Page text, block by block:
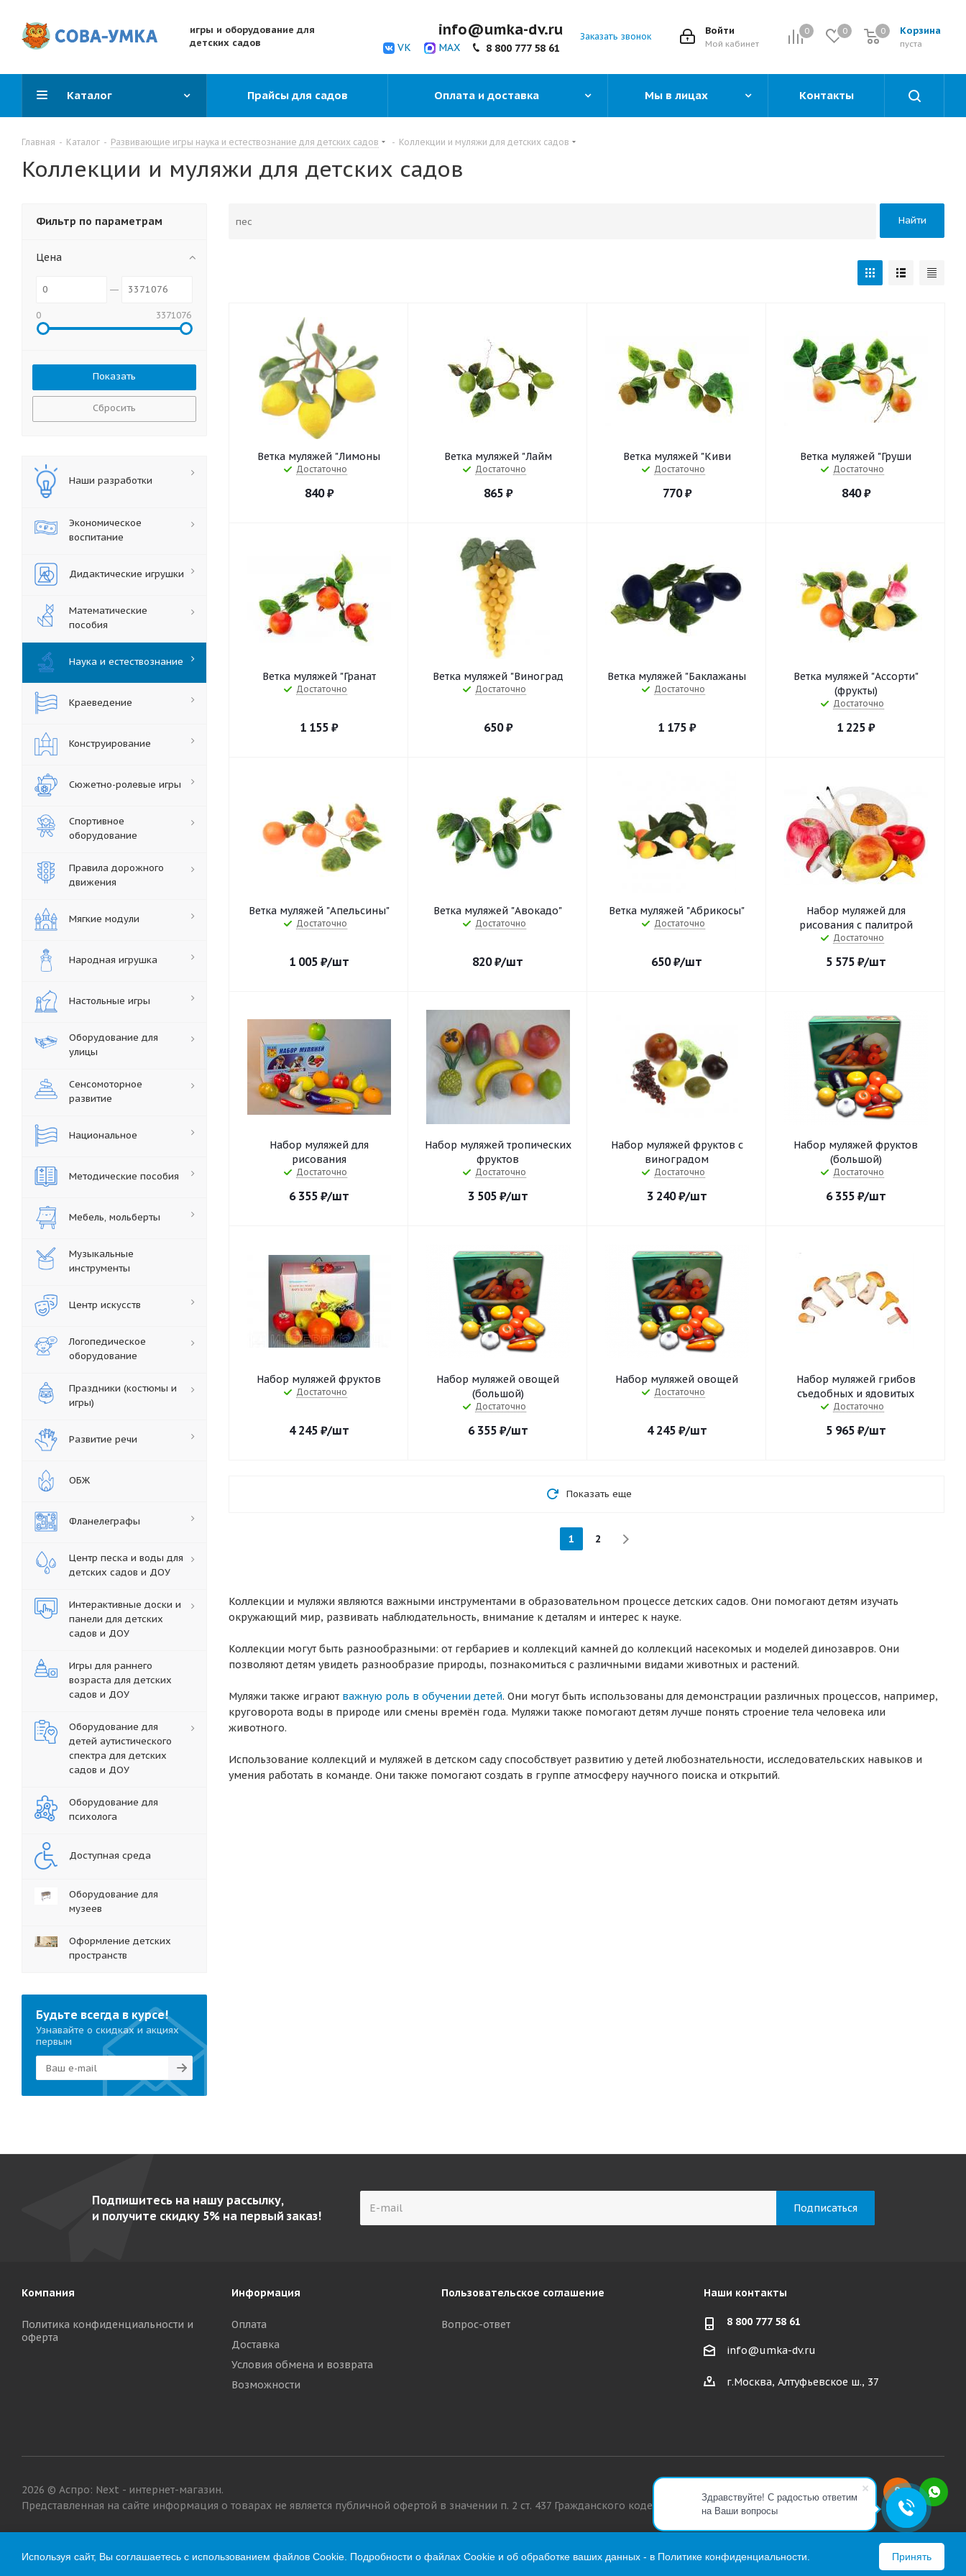
Здравствуйте! С радостью ответим
на Ваши вопросы
игры и оборудование для
детских садов
0 0 Корзина
0
пуста
0
Войти
Мой кабинет
VK MAX
info@umka-dv.ru
8 800 777 58 61
Заказать звонок
Каталог Прайсы для садов Оплата и доставка Мы в лицах Контакты
Главная - Каталог - Развивающие игры наука и естествознание для детских садов - Коллекции и муляжи для детских садов
Коллекции и муляжи для детских садов
Найти
Ветка муляжей "Лимоны
Достаточно
840₽
Ветка муляжей "Лайм
Достаточно
865₽
Ветка муляжей "Киви
Достаточно
770₽
Ветка муляжей "Груши
Достаточно
840₽
Ветка муляжей "Гранат
Достаточно
1 155 ₽
Ветка муляжей "Виноград
Достаточно
650₽
Ветка муляжей "Баклажаны
Достаточно
1 175 ₽
Ветка муляжей "Ассорти"
(фрукты)
Достаточно
1 225 ₽
Ветка муляжей "Апельсины"
Достаточно
1 005₽/шт
Ветка муляжей "Авокадо"
Достаточно
820₽/шт
Ветка муляжей "Абрикосы"
Достаточно
650₽/шт
Набор муляжей для
рисования с палитрой
Достаточно
5 575₽/шт
Набор муляжей для
рисования
Достаточно
6 355₽/шт
Набор муляжей тропических
фруктов
Достаточно
3 505₽/шт
Набор муляжей фруктов с
виноградом
Достаточно
3 240₽/шт
Набор муляжей фруктов
(большой)
Достаточно
6 355₽/шт
Набор муляжей фруктов
Достаточно
4 245₽/шт
Набор муляжей овощей
(большой)
Достаточно
6 355₽/шт
Набор муляжей овощей
Достаточно
4 245₽/шт
Набор муляжей грибов
съедобных и ядовитых
Достаточно
5 965₽/шт
Показать еще
1 2
Коллекции и муляжи являются важными инструментами в образовательном процессе детских садов. Они помогают детям изучать
окружающий мир, развивать наблюдательность, внимание к деталям и интерес к науке.
Коллекции могут быть разнообразными: от гербариев и коллекций камней до коллекций насекомых и моделей динозавров. Они
позволяют детям увидеть разнообразие природы, познакомиться с различными видами животных и растений.
Муляжи также играют важную роль в обучении детей. Они могут быть использованы для демонстрации различных процессов, например,
круговорота воды в природе или смены времён года. Муляжи также помогают детям лучше понять строение тела человека или
животного.
Использование коллекций и муляжей в детском саду способствует развитию у детей любознательности, исследовательских навыков и
умения работать в команде. Они также помогают создать в группе атмосферу научного поиска и открытий.
Фильтр по параметрам
Цена
0 3371076
Сбросить
Наши разработки
Экономическое
воспитание
Дидактические игрушки
Математические
пособия
Наука и естествознание
Краеведение
Конструирование
Сюжетно-ролевые игры
Спортивное
оборудование
Правила дорожного
движения
Мягкие модули
Народная игрушка
Настольные игры
Оборудование для
улицы
Сенсомоторное
развитие
Национальное
Методические пособия
Мебель, мольберты
Музыкальные
инструменты
Центр искусств
Логопедическое
оборудование
Праздники (костюмы и
игры)
Развитие речи
ОБЖ
Фланелеграфы
Центр песка и воды для
детских садов и ДОУ
Интерактивные доски и
панели для детских
садов и ДОУ
Игры для раннего
возраста для детских
садов и ДОУ
Оборудование для
детей аутистического
спектра для детских
садов и ДОУ
Оборудование для
психолога
Доступная среда
Оборудование для
музеев
Оформление детских
пространств
Будьте всегда в курсе!
Узнавайте о скидках и акциях
первым
Подпишитесь на нашу рассылку,
и получите скидку 5% на первый заказ!
Компания
Политика конфиденциальности и
оферта
Информация
Оплата
Доставка
Условия обмена и возврата
Возможности
Пользовательское соглашение
Вопрос-ответ
Наши контакты
8 800 777 58 61
info@umka-dv.ru
г.Москва, Алтуфьевское ш., 37
2026 © Аспро: Next - интернет-магазин.
Представленная на сайте информация о товарах не является публичной офертой в значении п. 2 ст. 437 Гражданского кодекса РФ.
Используя сайт, Вы соглашаетесь с использованием файлов Cookie. Подробности о файлах Cookie и об обработке ваших данных - в Политике конфиденциальности. Принять